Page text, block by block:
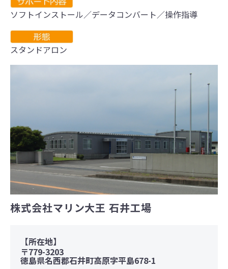
ソフトインストール／データコンバート／操作指導
スタンドアロン
株式会社マリン大王 石井工場
【所在地】
〒779-3203
徳島県名西郡石井町高原字平島678-1